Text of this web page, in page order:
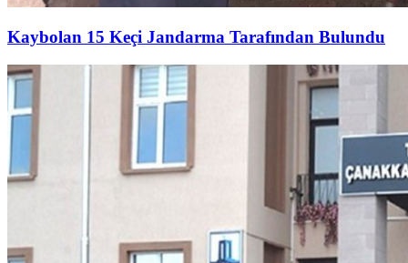
Kaybolan 15 Keçi Jandarma Tarafından Bulundu